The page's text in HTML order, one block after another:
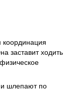
координация
заставит ходить
шлепают по